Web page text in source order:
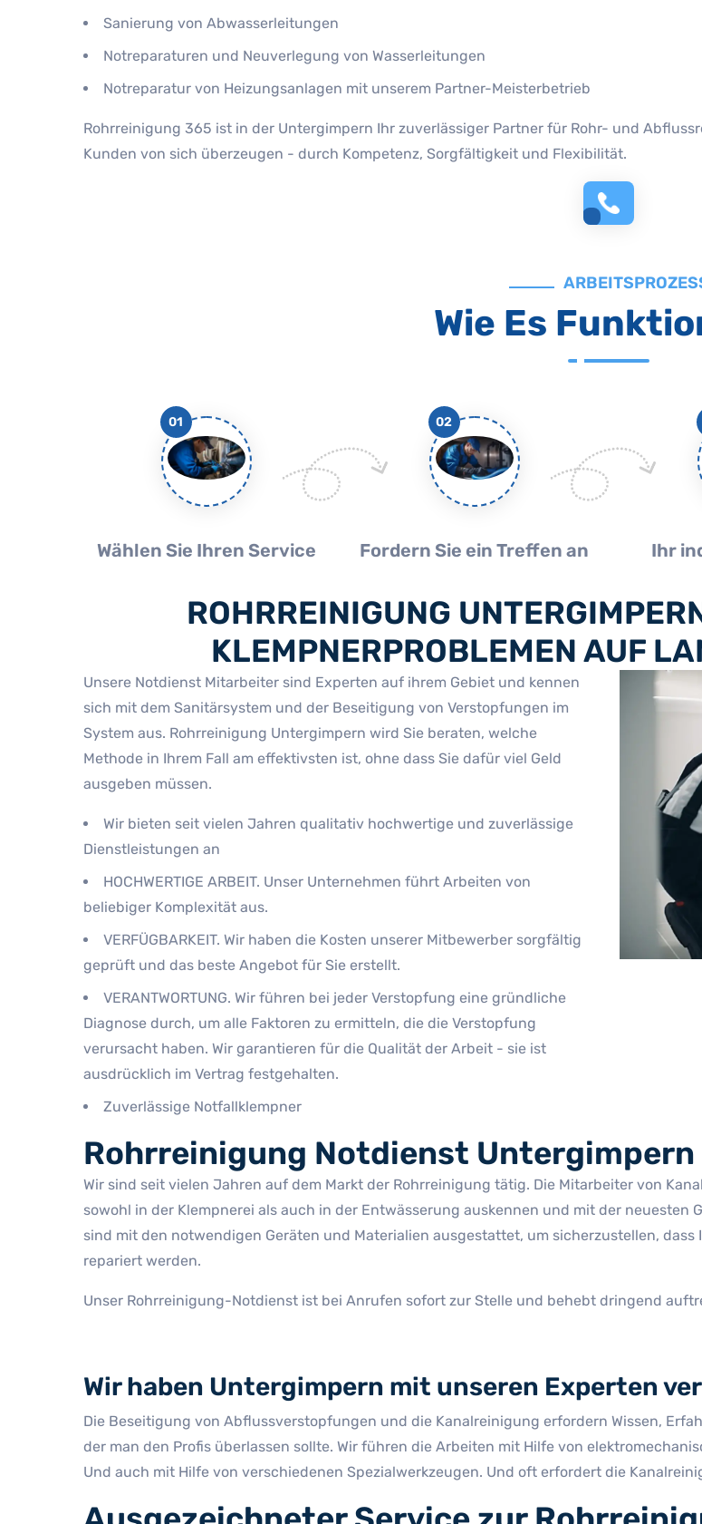
Sanierung von Abwasserleitungen
Notreparaturen und Neuverlegung von Wasserleitungen
Notreparatur von Heizungsanlagen mit unserem Partner-Meisterbetrieb
Rohrreinigung 365 ist in der Untergimpern Ihr zuverlässiger Partner für Rohr- und
Kunden von sich überzeugen - durch Kompetenz, Sorgfältigkeit und Flexibilität.
Wie Es
01
Wählen Sie Ihren Service
02
Fordern Sie ein Treffen an Ihr
ROHRREINIGUNG
KLEMPNERPROBLEMEN AUF
Unsere Notdienst Mitarbeiter sind Experten auf ihrem Gebiet und kennen
sich mit dem Sanitärsystem und der Beseitigung von Verstopfungen im
System aus. Rohrreinigung Untergimpern wird Sie beraten, welche
Methode in Ihrem Fall am effektivsten ist, ohne dass Sie dafür viel Geld
ausgeben müssen.
Wir bieten seit vielen Jahren qualitativ hochwertige und zuverlässige
Dienstleistungen an
HOCHWERTIGE ARBEIT. Unser Unternehmen führt Arbeiten von
beliebiger Komplexität aus.
VERFÜGBARKEIT. Wir haben die Kosten unserer Mitbewerber sorgfältig
geprüft und das beste Angebot für Sie erstellt.
VERANTWORTUNG. Wir führen bei jeder Verstopfung eine gründliche
Diagnose durch, um alle Faktoren zu ermitteln, die die Verstopfung
verursacht haben. Wir garantieren für die Qualität der Arbeit - sie ist
ausdrücklich im Vertrag festgehalten.
Zuverlässige Notfallklempner
Rohrreinigung Notdienst
Wir sind seit vielen Jahren auf dem Markt der Rohrreinigung tätig. Die Mitarbeiter von
sowohl in der Klempnerei als auch in der Entwässerung auskennen und mit der neuesten
sind mit den notwendigen Geräten und Materialien ausgestattet, um sicherzustellen,
repariert werden.
Unser Rohrreinigung-Notdienst ist bei Anrufen sofort zur Stelle und behebt dringend
Wir haben Untergimpern mit unseren Experten
Die Beseitigung von Abflussverstopfungen und die Kanalreinigung erfordern Wissen,
der man den Profis überlassen sollte. Wir führen die Arbeiten mit Hilfe von
Und auch mit Hilfe von verschiedenen Spezialwerkzeugen. Und oft erfordert die